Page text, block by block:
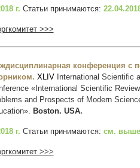
г. Статьи принимаются: 22.04
>>>
конференция с
. XLIV International Scientific
«International Scientific
and Prospects of Modern
Boston. USA.
г. Статьи принимаются: см.
>>>